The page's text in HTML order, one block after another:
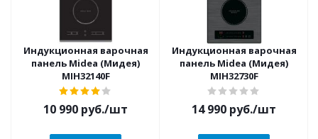
Индукционная варочная
панель Midea (Мидея)
MIH32140F
10 990 руб./шт
Индукционная варочная
панель Midea (Мидея)
MIH32730F
14 990 руб./шт